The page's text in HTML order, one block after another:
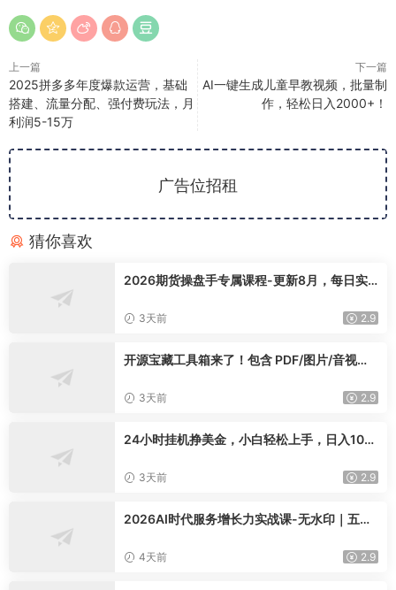
上一篇
2025拼多多年度爆款运营，基础
搭建、流量分配、强付费玩法，月
利润5-15万
下一篇
AI一键生成儿童早教视频，批量制
作，轻松日入2000+！
广告位招租
猜你喜欢
2026期货操盘手专属课程-更新8月，每日实
3天前 2.9
开源宝藏工具箱来了！包含 PDF/图片/音视频/
knit-desktop
3天前 2.9
24小时挂机挣美金，小白轻松上手，日入100
3天前 2.9
2026AI时代服务增长力实战课-无水印｜五力
卷实现长效业绩增长
4天前 2.9